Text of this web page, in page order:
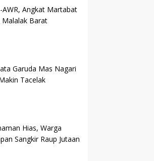
AWR, Angkat Martabat
Malalak Barat
Garuda Mas Nagari
Tacelak
Hias, Warga
Sangkir Raup Jutaan